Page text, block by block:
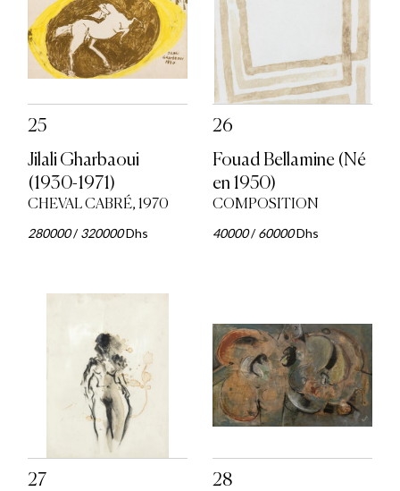
25
Jilali Gharbaoui
(1930-1971)
CHEVAL CABRÉ, 1970
280000/320000Dhs
26
Fouad Bellamine (Né
en 1950)
COMPOSITION
40000/60000Dhs
27
28